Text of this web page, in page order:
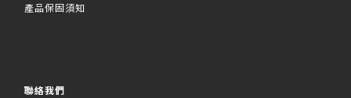
產品保固須知
聯絡我們